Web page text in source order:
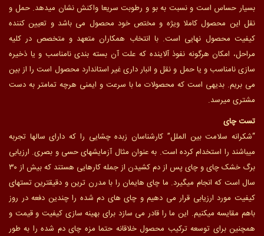
بسیار حساس است و نسبت به بو و رطوبت سریعا واکنش نشان میدهد. حمل و
نقل این محصول کاملا ویژه و مختص خود محصول می باشد و تعیین کننده
کیفیت محصول نهایی است. با انتخاب همکاران متعهد و متخصص در کلیه
مراحل، امکان هرگونه نفوذ آلاینده که علت آن بسته بندی نامناسب و یا ذخیره
سازی نامناسب و یا حمل و نقل و انبار داری غیر استاندارد محصول است را از بین
می بریم. بدیهی است که محصولات ما با سرعت و ایمنی هرچه تمامتر به دست
مشتری میرسد.
تست چای
“شکرانه سلامت بین الملل” کارشناسان زبده چشایی را که دارای سالها تجربه
میباشند را استخدام کرده است. به عنوان مثال آزمایشهای حسی و بصری. ارزیابی
برگ خشک چای و چای پس از دم کشیدن از جمله کارهایی هستند که بیش از ۳۰
سال است که انجام میگیرد. ما چای هایمان را با مدرن ترین و دقیقترین تستهای
کیفیت مورد ارزیابی قرار می دهیم و چای های دم شده را چندین دفعه در روز
باهم مقایسه میکنیم. این ما را قادر می سازد برای بهینه سازی کیفیت و قیمت و
همچنین برای توسعه ترکیب محصول خلاقانه حتما مزه چای دم شده را به طور